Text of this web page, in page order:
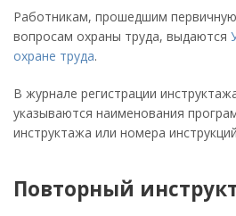
Работникам, прошедшим
вопросам охраны труда, выдаются
охране труда.
В журнале регистрации
указываются наименования
инструктажа или номера
Повторный